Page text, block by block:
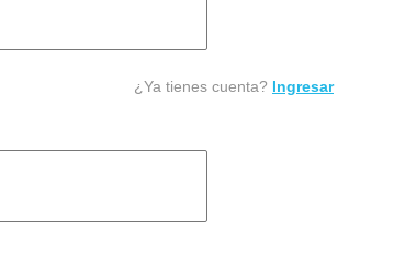
¿Ya tienes cuenta? Ingresar